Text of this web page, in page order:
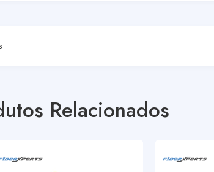
Relacionados